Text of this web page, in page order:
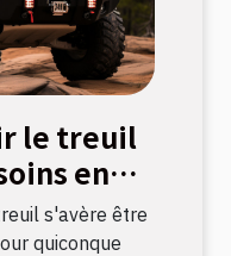
le treuil
en
s'avère être
quiconque